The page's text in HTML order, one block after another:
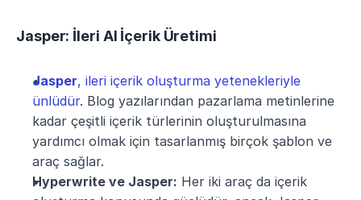
Jasper: İleri AI İçerik Üretimi
Jasper, ileri içerik oluşturma yetenekleriyle
ünlüdür. Blog yazılarından pazarlama metinlerine
kadar çeşitli içerik türlerinin oluşturulmasına
yardımcı olmak için tasarlanmış birçok şablon ve
araç sağlar.
Hyperwrite ve Jasper: Her iki araç da içerik